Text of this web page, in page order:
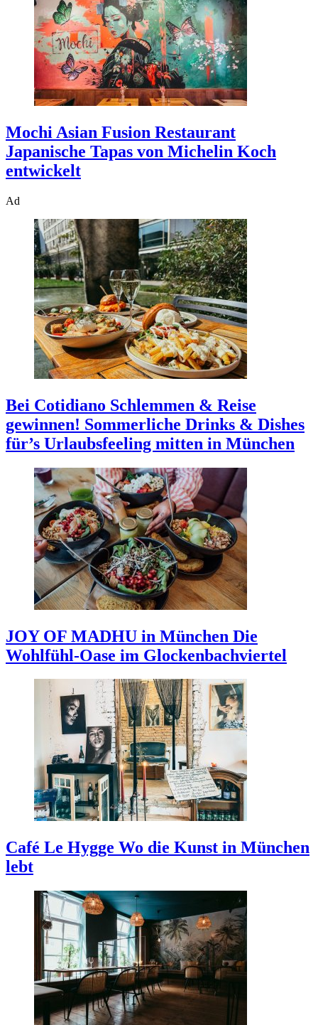
Mochi Asian Fusion Restaurant
Japanische Tapas von Michelin Koch
entwickelt
Ad
Bei Cotidiano Schlemmen & Reise
gewinnen! Sommerliche Drinks & Dishes
für’s Urlaubsfeeling mitten in München
JOY OF MADHU in München Die
Wohlfühl-Oase im Glockenbachviertel
Café Le Hygge Wo die Kunst in München
lebt